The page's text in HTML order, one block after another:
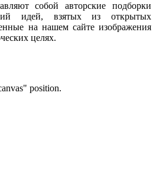
собой авторские подборки
идей, взятых из открытых
на нашем сайте изображения
целях.
position.